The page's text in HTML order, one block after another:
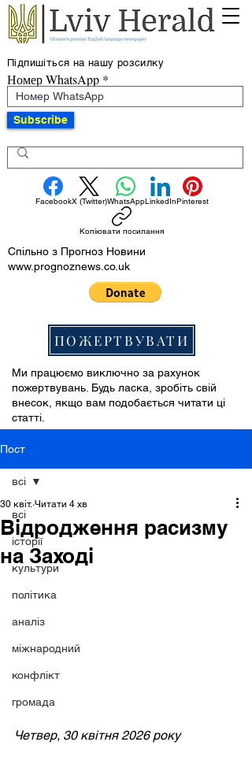
Підпишіться на нашу розсилку
Номер WhatsApp
Subscribe
FacebookX (Twitter)WhatsAppLinkedInPinterest
Копіювати посилання
Спільно з Прогноз Новини
www.prognoznews.co.uk
ПОЖЕРТВУВАТИ
Ми працюємо виключно за рахунок
пожертвувань. Будь ласка, зробіть свій
внесок, якщо вам подобається читати ці
статті.
Пост
всі
історії
культури
політика
аналіз
міжнародний
конфлікт
громада
всі
Відродження расизму
на Заході
30 квіт. Читати 4 хв
Четвер, 30 квітня 2026 року